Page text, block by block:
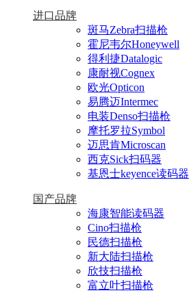
进口品牌
斑马Zebra扫描枪
霍尼韦尔Honeywell
得利捷Datalogic
康耐视Cognex
欧光Opticon
易腾迈Intermec
电装Denso扫描枪
摩托罗拉Symbol
迈思肯Microscan
西克Sick扫码器
基恩士keyence读码器
国产品牌
海康智能读码器
Cino扫描枪
民德扫描枪
新大陆扫描枪
欣技扫描枪
富立叶扫描枪